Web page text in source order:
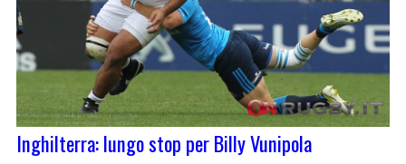
Inghilterra: lungo stop per Billy Vunipola